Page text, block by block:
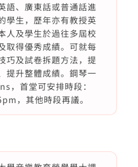
語、廣東話或普通話進
學生，歷年亦有教授英
人及學生於過往多屆校
取得優秀成績。可就每
巧及試卷拆題方法，提
提升整體成績。鋼琴一
，首堂可安排時段：
，其他時段再議。